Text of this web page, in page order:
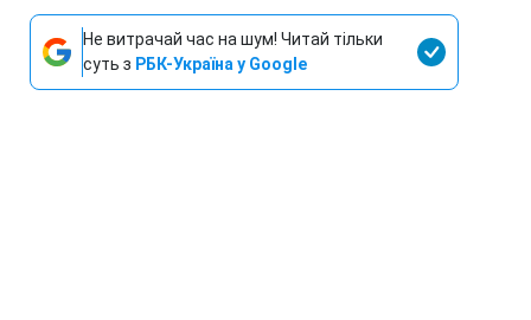
Не витрачай час на шум! Читай тільки
суть з РБК-Україна у Google